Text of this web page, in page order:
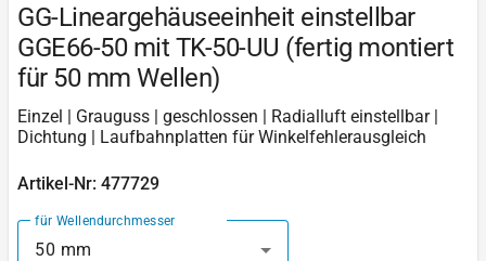
GG-Lineargehäuseeinheit einstellbar
GGE66-50 mit TK-50-UU (fertig montiert
für 50 mm Wellen)
Einzel | Grauguss | geschlossen | Radialluft einstellbar |
Dichtung | Laufbahnplatten für Winkelfehlerausgleich
Artikel-Nr: 477729
für Wellendurchmesser
50 mm